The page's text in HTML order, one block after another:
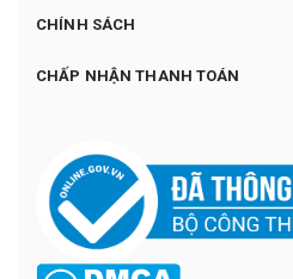
CHÍNH SÁCH
CHẤP NHẬN THANH TOÁN